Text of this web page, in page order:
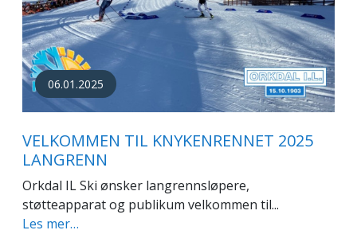
06.01.2025
VELKOMMEN TIL KNYKENRENNET 2025
LANGRENN
Orkdal IL Ski ønsker langrennsløpere,
støtteapparat og publikum velkommen til...
Les mer…